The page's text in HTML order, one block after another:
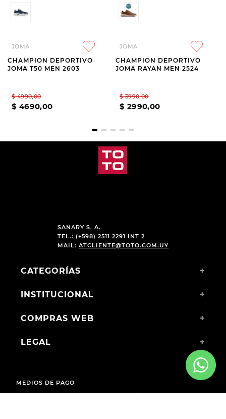
JOMA
CHAMPION DEPORTIVO
JOMA T50 MEN 2603
$ 4990,00
$ 4690,00
JOMA
CHAMPION DEPORTIVO
JOMA RAYAN MEN 2524
$ 3990,00
$ 2990,00
SANARY S. A.
TEL.: (+598) 2511 2291 INT 2
MAIL: ATCLIENTE@TOTO.COM.UY
CATEGORÍAS +
INSTITUCIONAL +
COMPRAS WEB +
LEGAL +
MEDIOS DE PAGO